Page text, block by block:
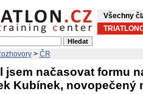
Všechny
> ČR
jsem načasovat formu
Kubínek, novopečený